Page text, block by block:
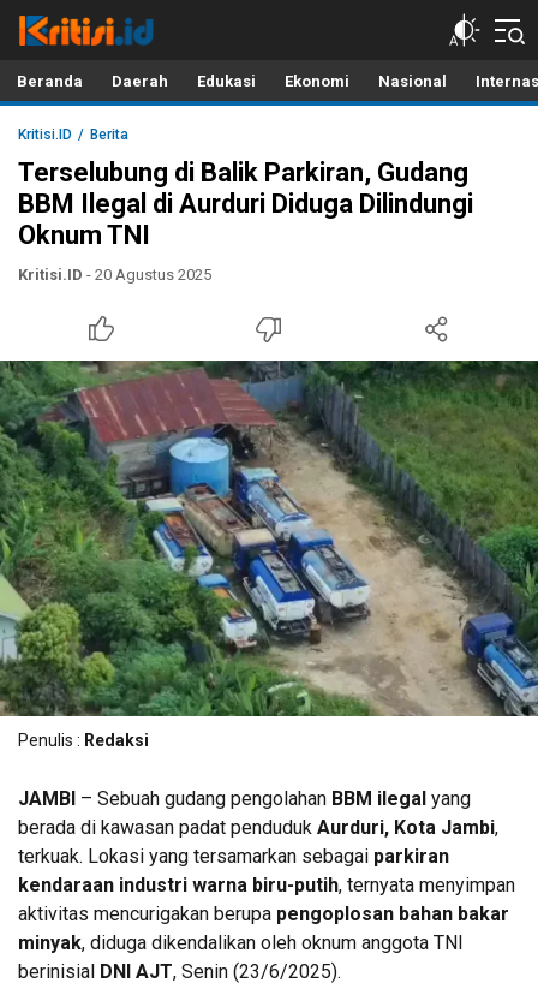
Kritisi.ID
Kritik untuk Negeri!
Beranda Daerah Edukasi Ekonomi Nasional
Kritisi.ID Berita
Terselubung di Balik Parkiran, Gudang
BBM Ilegal di Aurduri Diduga Dilindungi
Oknum TNI
Kritisi.ID - 20 Agustus 2025
Penulis : Redaksi
JAMBI – Sebuah gudang pengolahan BBM ilegal yang
berada di kawasan padat penduduk Aurduri, Kota Jambi,
terkuak. Lokasi yang tersamarkan sebagai parkiran
kendaraan industri warna biru-putih, ternyata menyimpan
aktivitas mencurigakan berupa pengoplosan bahan bakar
minyak, diduga dikendalikan oleh oknum anggota TNI
berinisial DNI AJT, Senin (23/6/2025).